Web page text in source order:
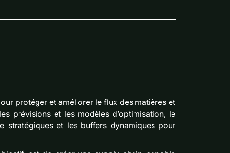
protéger et améliorer le flux des matières et
prévisions et les modèles d’optimisation, le
stratégiques et les buffers dynamiques pour